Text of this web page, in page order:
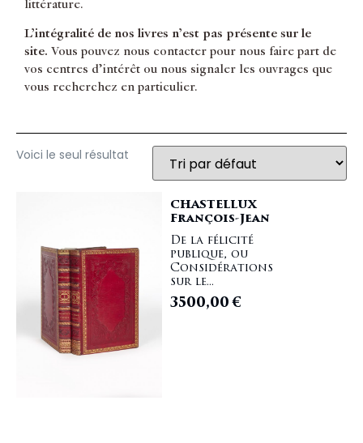
littérature.
L’intégralité de nos livres n’est pas présente sur le
site. Vous pouvez nous contacter pour nous faire part de
vos centres d’intérêt ou nous signaler les ouvrages que
vous recherchez en particulier.
Voici le seul résultat
CHASTELLUX
François-Jean
De la félicité
publique, ou
Considérations
sur le...
3500,00€